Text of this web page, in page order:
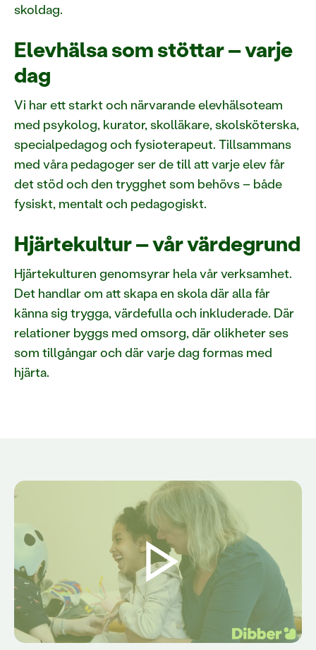
skoldag.
Elevhälsa som stöttar – varje
dag
Vi har ett starkt och närvarande elevhälsoteam
med psykolog, kurator, skolläkare, skolsköterska,
specialpedagog och fysioterapeut. Tillsammans
med våra pedagoger ser de till att varje elev får
det stöd och den trygghet som behövs – både
fysiskt, mentalt och pedagogiskt.
Hjärtekultur – vår värdegrund
Hjärtekulturen genomsyrar hela vår verksamhet.
Det handlar om att skapa en skola där alla får
känna sig trygga, värdefulla och inkluderade. Där
relationer byggs med omsorg, där olikheter ses
som tillgångar och där varje dag formas med
hjärta.